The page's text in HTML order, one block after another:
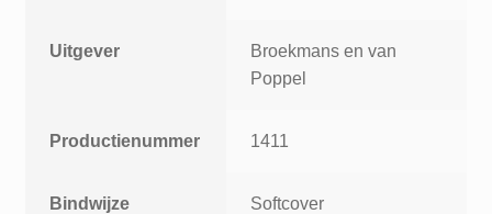
Uitgever
Broekmans en van
Poppel
Productienummer 1411
Bindwijze Softcover